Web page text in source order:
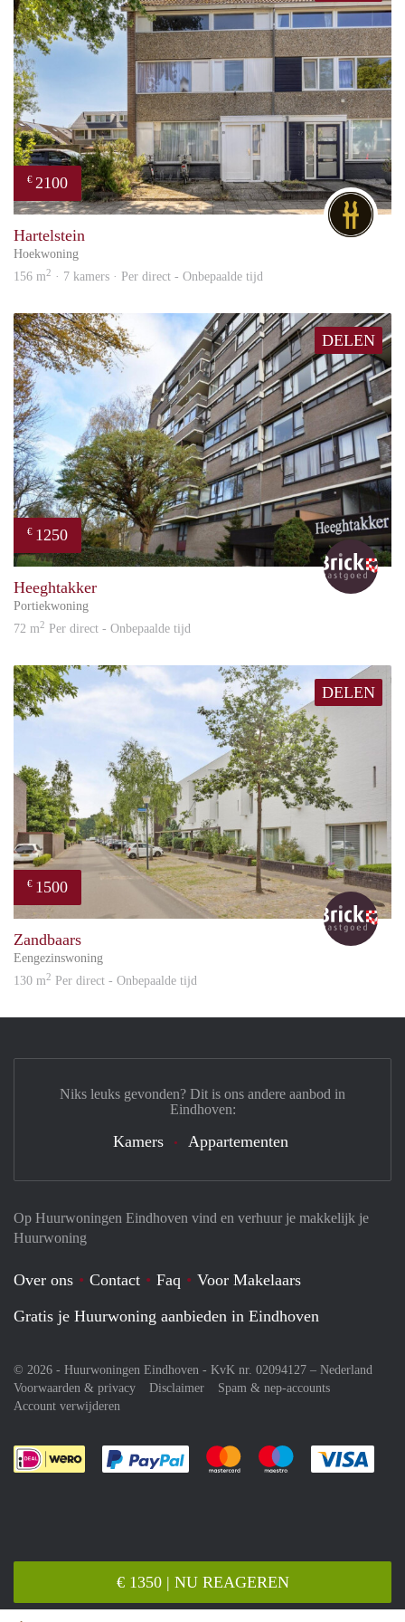
- in de nabijheid van de belangrijkste uitvalswegen;
- zeer ruime tuin;
- authentieke woning uit 1927 met een modern interieur.
Nabij het centrum|Nabij uitvalswegen|Nabij wandel en
recreatiegebied|Nabij winkels en scholen|Woonwijk
€ 1350 | NU REAGEREN
€ 2100
DG
Hartelstein
Hoekwoning
156 m2 · 7 kamers · Per direct - Onbepaalde tijd
DELEN
€ 1250
Brick
Heeghtakker
Portiekwoning
72 m2 Per direct - Onbepaalde tijd
DELEN
€ 1500
Brick
Zandbaars
Eengezinswoning
130 m2 Per direct - Onbepaalde tijd
Op Huurwoningen Eindhoven vind en verhuur je makkelijk je
Huurwoning
Over ons Contact Faq
Voor Makelaars
Gratis je Huurwoning aanbieden in Eindhoven
© 2026 - Huurwoningen Eindhoven - KvK nr. 02094127 – Nederland
Voorwaarden & privacy
Disclaimer
Spam & nep-accounts
Account verwijderen
Je rekent gemakkelijk af met Paypal
Je rekent gemakkelijk af met
Je rekent
Niks leuks gevonden? Dit is ons andere aanbod in
Eindhoven:
Kamers Appartementen